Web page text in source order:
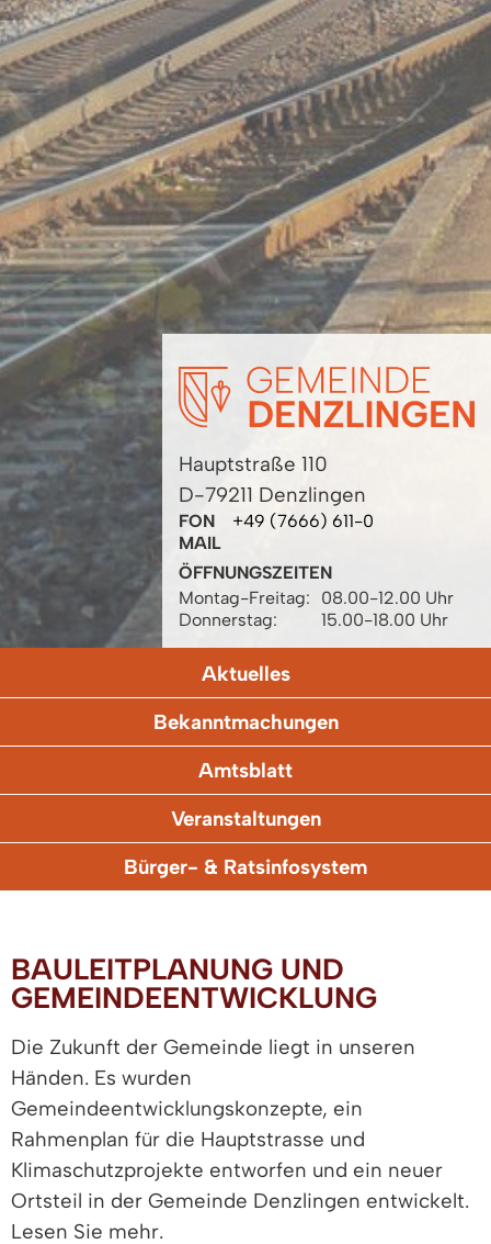
Hauptstraße 110
D-79211 Denzlingen
FON
+49 (7666) 611-0
MAIL
ÖFFNUNGSZEITEN
Montag-Freitag:
08.00-12.00 Uhr
Donnerstag:
15.00-18.00 Uhr
Aktuelles
Bekanntmachungen
Amtsblatt
Veranstaltungen
Bürger- & Ratsinfosystem
BAULEITPLANUNG UND
GEMEINDEENTWICKLUNG
Die Zukunft der Gemeinde liegt in unseren
Händen. Es wurden
Gemeindeentwicklungskonzepte, ein
Rahmenplan für die Hauptstrasse und
Klimaschutzprojekte entworfen und ein neuer
Ortsteil in der Gemeinde Denzlingen entwickelt.
Lesen Sie mehr.